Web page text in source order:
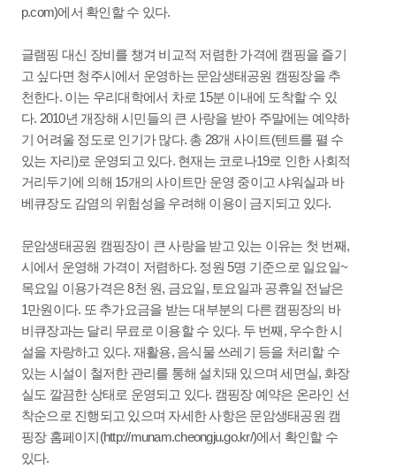
p.com)에서 확인할 수 있다.
글램핑 대신 장비를 챙겨 비교적 저렴한 가격에 캠핑을 즐기
고 싶다면 청주시에서 운영하는 문암생태공원 캠핑장을 추
천한다. 이는 우리대학에서 차로 15분 이내에 도착할 수 있
다. 2010년 개장해 시민들의 큰 사랑을 받아 주말에는 예약하
기 어려울 정도로 인기가 많다. 총 28개 사이트(텐트를 펼 수
있는 자리)로 운영되고 있다. 현재는 코로나19로 인한 사회적
거리두기에 의해 15개의 사이트만 운영 중이고 샤워실과 바
베큐장도 감염의 위험성을 우려해 이용이 금지되고 있다.
문암생태공원 캠핑장이 큰 사랑을 받고 있는 이유는 첫 번째,
시에서 운영해 가격이 저렴하다. 정원 5명 기준으로 일요일~
목요일 이용가격은 8천 원, 금요일, 토요일과 공휴일 전날은
1만원이다. 또 추가요금을 받는 대부분의 다른 캠핑장의 바
비큐장과는 달리 무료로 이용할 수 있다. 두 번째, 우수한 시
설을 자랑하고 있다. 재활용, 음식물 쓰레기 등을 처리할 수
있는 시설이 철저한 관리를 통해 설치돼 있으며 세면실, 화장
실도 깔끔한 상태로 운영되고 있다. 캠핑장 예약은 온라인 선
착순으로 진행되고 있으며 자세한 사항은 문암생태공원 캠
핑장 홈페이지(http://munam.cheongju.go.kr/)에서 확인할 수
있다.